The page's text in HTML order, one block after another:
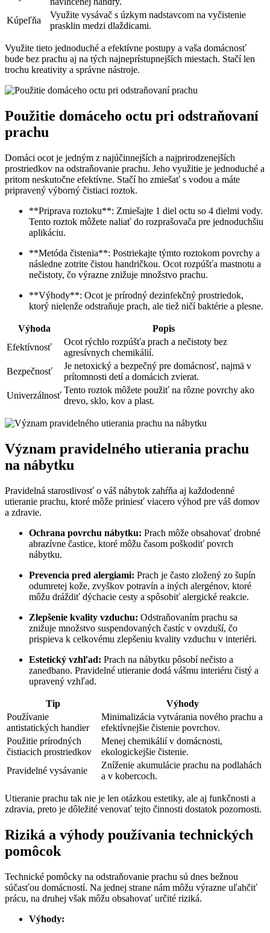
Kúpeľňa
Využite vysávač s úzkym nadstavcom na vyčistenie
prasklin medzi dlaždicami.
Využite tieto jednoduché a efektívne postupy a vaša domácnosť
bude bez prachu aj na tých najneprístupnejších miestach. Stačí len
trochu kreativity a správne nástroje.
Použitie domáceho octu pri odstraňovaní
prachu
Domáci ocot je jedným z najúčinnejších a najprirodzenejších
prostriedkov na odstraňovanie prachu. Jeho využitie je jednoduché a
pritom neskutočne efektívne. Stačí ho zmiešať s vodou a máte
pripravený výborný čistiaci roztok.
**Priprava roztoku**: Zmiešajte 1 diel octu so 4 dielmi vody.
Tento roztok môžete naliať do rozprašovača pre jednoduchšiu
aplikáciu.
**Metóda čistenia**: Postriekajte týmto roztokom povrchy a
následne zotrite čistou handričkou. Ocot rozpúšťa mastnotu a
nečistoty, čo výrazne znižuje množstvo prachu.
**Výhody**: Ocot je prírodný dezinfekčný prostriedok,
ktorý nielenže odstraňuje prach, ale tiež ničí baktérie a plesne.
Výhoda
Popis
Efektívnosť
Ocot rýchlo rozpúšťa prach a nečistoty bez
agresívnych chemikálií.
Bezpečnosť
Je netoxický a bezpečný pre domácnosť, najmä v
prítomnosti detí a domácich zvierat.
Univerzálnosť
Tento roztok môžete použiť na rôzne povrchy ako
drevo, sklo, kov a plast.
Význam pravidelného utierania prachu
na nábytku
Pravidelná starostlivosť o váš nábytok zahŕňa aj každodenné
utieranie prachu, ktoré môže priniesť viacero výhod pre váš domov
a zdravie.
Ochrana povrchu nábytku: Prach môže obsahovať drobné
abrazívne častice, ktoré môžu časom poškodiť povrch
nábytku.
Prevencia pred alergiami: Prach je často zložený zo šupín
odumretej kože, zvyškov potravín a iných alergénov, ktoré
môžu dráždiť dýchacie cesty a spôsobiť alergické reakcie.
Zlepšenie kvality vzduchu: Odstraňovaním prachu sa
znižuje množstvo suspendovaných častíc v ovzduší, čo
prispieva k celkovému zlepšeniu kvality vzduchu v interiéri.
Estetický vzhľad: Prach na nábytku pôsobí nečisto a
zanedbano. Pravidelné utieranie dodá vášmu interiéru čistý a
upravený vzhľad.
Tip
Výhody
Používanie
antistatických handier
Minimalizácia vytvárania nového prachu a
efektívnejšie čistenie povrchov.
Použitie prírodných
čistiacich prostriedkov
Menej chemikálií v domácnosti,
ekologickejšie čistenie.
Pravidelné vysávanie
Zníženie akumulácie prachu na podlahách
a v kobercoch.
Utieranie prachu tak nie je len otázkou estetiky, ale aj funkčnosti a
zdravia, preto je dôležité venovať tejto činnosti dostatok pozornosti.
Riziká a výhody používania technických
pomôcok
Technické pomôcky na odstraňovanie prachu sú dnes bežnou
súčasťou domácností. Na jednej strane nám môžu výrazne uľahčiť
prácu, na druhej však môžu obsahovať určité riziká.
Výhody: